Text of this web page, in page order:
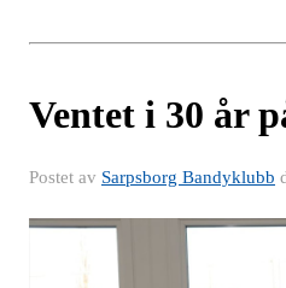
Ventet i 30 år
Postet av Sarpsborg Bandyklubb